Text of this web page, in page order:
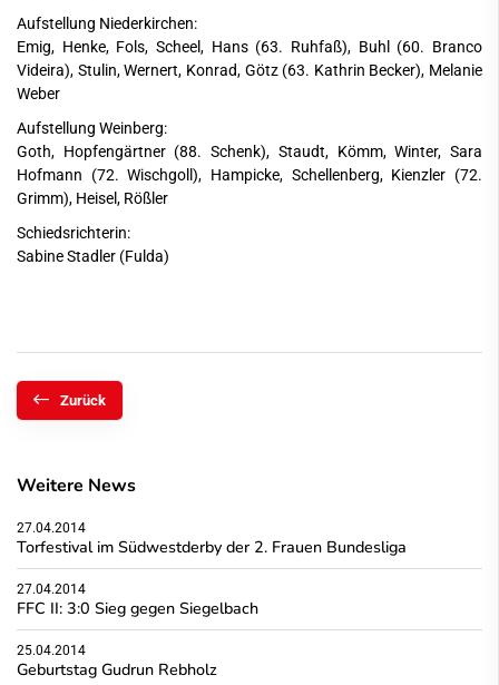
Aufstellung Niederkirchen:
Emig, Henke, Fols, Scheel, Hans (63. Ruhfaß), Buhl (60. Branco
Videira), Stulin, Wernert, Konrad, Götz (63. Kathrin Becker), Melanie
Weber
Aufstellung Weinberg:
Goth, Hopfengärtner (88. Schenk), Staudt, Kömm, Winter, Sara
Hofmann (72. Wischgoll), Hampicke, Schellenberg, Kienzler (72.
Grimm), Heisel, Rößler
Schiedsrichterin:
Sabine Stadler (Fulda)
Zurück
Weitere News
27.04.2014
Torfestival im Südwestderby der 2. Frauen Bundesliga
27.04.2014
FFC II: 3:0 Sieg gegen Siegelbach
25.04.2014
Geburtstag Gudrun Rebholz